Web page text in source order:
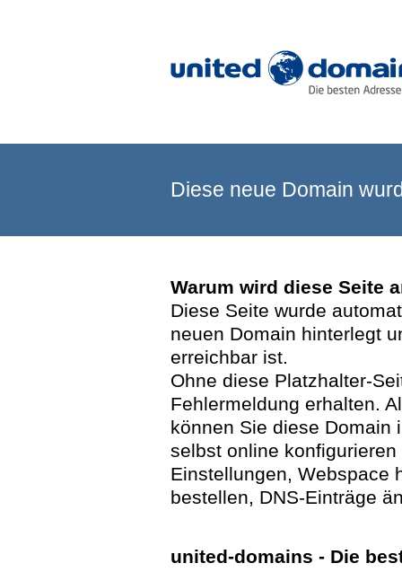
Diese neue Domain
Warum wird diese Seite
Diese Seite wurde
neuen Domain hinterlegt
erreichbar ist.
Ohne diese Platzhalter-
Fehlermeldung erhalten.
können Sie diese Domain
selbst online
Einstellungen, Webspace
bestellen, DNS-Einträge
united-domains - Die